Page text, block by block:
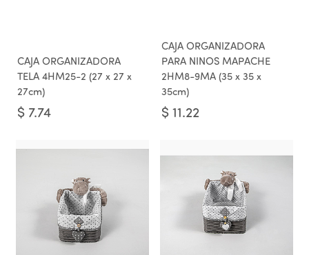
CAJA ORGANIZADORA
TELA 4HM25-2 (27 x 27 x
27cm)
$ 7.74
CAJA ORGANIZADORA
PARA NINOS MAPACHE
2HM8-9MA (35 x 35 x
35cm)
$ 11.22